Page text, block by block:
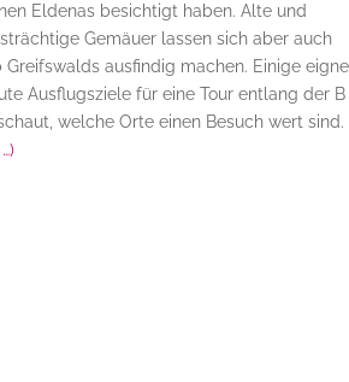
Eldenas besichtigt haben. Alte und
Gemäuer lassen sich aber auch
Greifswalds ausfindig machen. Einige
Ausflugsziele für eine Tour entlang der B
welche Orte einen Besuch wert sind.